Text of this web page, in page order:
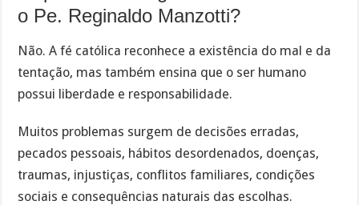
o Pe. Reginaldo Manzotti?
Não. A fé católica reconhece a existência do mal e da
tentação, mas também ensina que o ser humano
possui liberdade e responsabilidade.
Muitos problemas surgem de decisões erradas,
pecados pessoais, hábitos desordenados, doenças,
traumas, injustiças, conflitos familiares, condições
sociais e consequências naturais das escolhas.